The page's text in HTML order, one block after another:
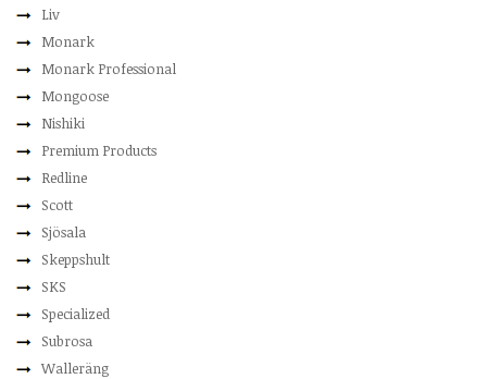
Liv
Monark
Monark Professional
Mongoose
Nishiki
Premium Products
Redline
Scott
Sjösala
Skeppshult
SKS
Specialized
Subrosa
Walleräng